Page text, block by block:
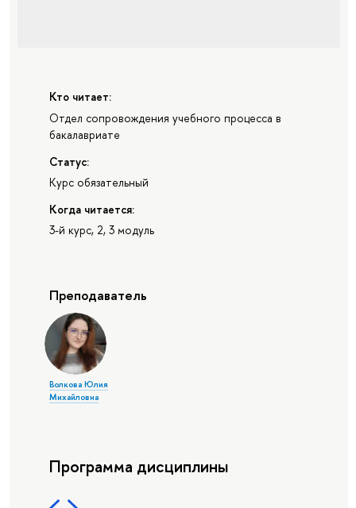
Кто читает:
Отдел сопровождения учебного процесса в
бакалавриате
Статус:
Курс обязательный
Когда читается:
3-й курс, 2, 3 модуль
Преподаватель
Волкова Юлия
Михайловна
Программа дисциплины